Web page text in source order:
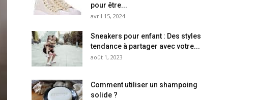
pour être...
avril 15, 2024
Sneakers pour enfant : Des styles
tendance à partager avec votre...
août 1, 2023
Comment utiliser un shampoing
solide ?